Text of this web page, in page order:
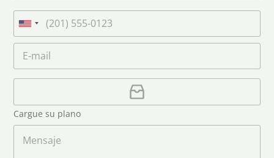
a
m
e
t
a
m
*
T
l
o
U
n
i
t
S
t
a
C
r
r
o
e
l
C
r
g
a
Cargue su plano
M